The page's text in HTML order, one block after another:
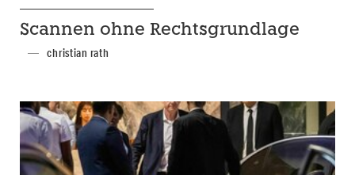
Scannen ohne Rechtsgrundlage
christian rath